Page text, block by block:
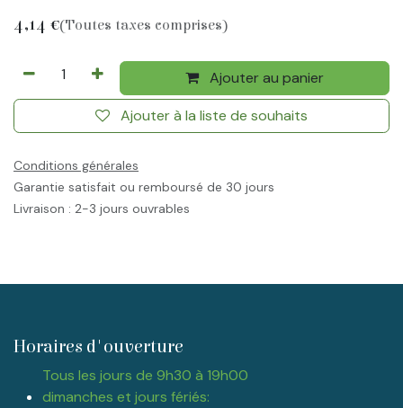
4,14 €(Toutes taxes comprises)
Ajouter au panier
Ajouter à la liste de souhaits
Conditions générales
Garantie satisfait ou remboursé de 30 jours
Livraison : 2-3 jours ouvrables
Horaires d'ouverture
Tous les jours de 9h30 à 19h00
dimanches et jours fériés: